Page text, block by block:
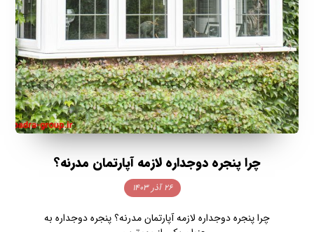
چرا پنجره دوجداره لازمه آپارتمان مدرنه؟
۲۶ آذر ۱۴۰۳
چرا پنجره دوجداره لازمه آپارتمان مدرنه؟ پنجره دوجداره به